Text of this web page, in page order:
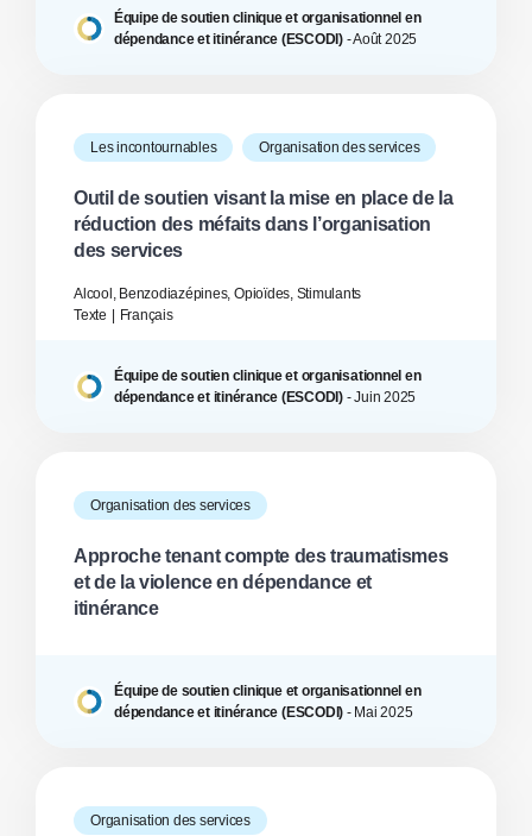
Équipe de soutien clinique et organisationnel en
dépendance et itinérance (ESCODI)-Août2025
Les incontournables Organisation des services
Outil de soutien visant la mise en place de la
réduction des méfaits dans l’organisation
des services
Alcool, Benzodiazépines, Opioïdes, Stimulants
Texte
Français
Équipe de soutien clinique et organisationnel en
dépendance et itinérance (ESCODI)-Juin 2025
Organisation des services
Approche tenant compte des traumatismes
et de la violence en dépendance et
itinérance
Équipe de soutien clinique et organisationnel en
dépendance et itinérance (ESCODI) - Mai 2025
Organisation des services